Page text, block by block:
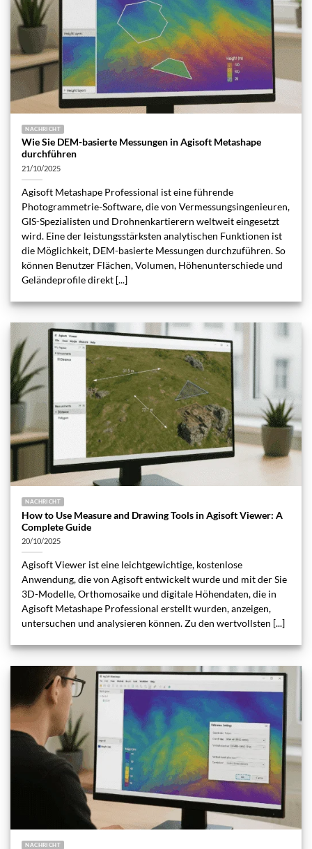
NACHRICHT
Wie Sie DEM-basierte Messungen in Agisoft Metashape
durchführen
21/10/2025
Agisoft Metashape Professional ist eine führende
Photogrammetrie-Software, die von Vermessungsingenieuren,
GIS-Spezialisten und Drohnenkartierern weltweit eingesetzt
wird. Eine der leistungsstärksten analytischen Funktionen ist
die Möglichkeit, DEM-basierte Messungen durchzuführen. So
können Benutzer Flächen, Volumen, Höhenunterschiede und
Geländeprofile direkt [...]
NACHRICHT
How to Use Measure and Drawing Tools in Agisoft Viewer: A
Complete Guide
20/10/2025
Agisoft Viewer ist eine leichtgewichtige, kostenlose
Anwendung, die von Agisoft entwickelt wurde und mit der Sie
3D-Modelle, Orthomosaike und digitale Höhendaten, die in
Agisoft Metashape Professional erstellt wurden, anzeigen,
untersuchen und analysieren können. Zu den wertvollsten [...]
NACHRICHT